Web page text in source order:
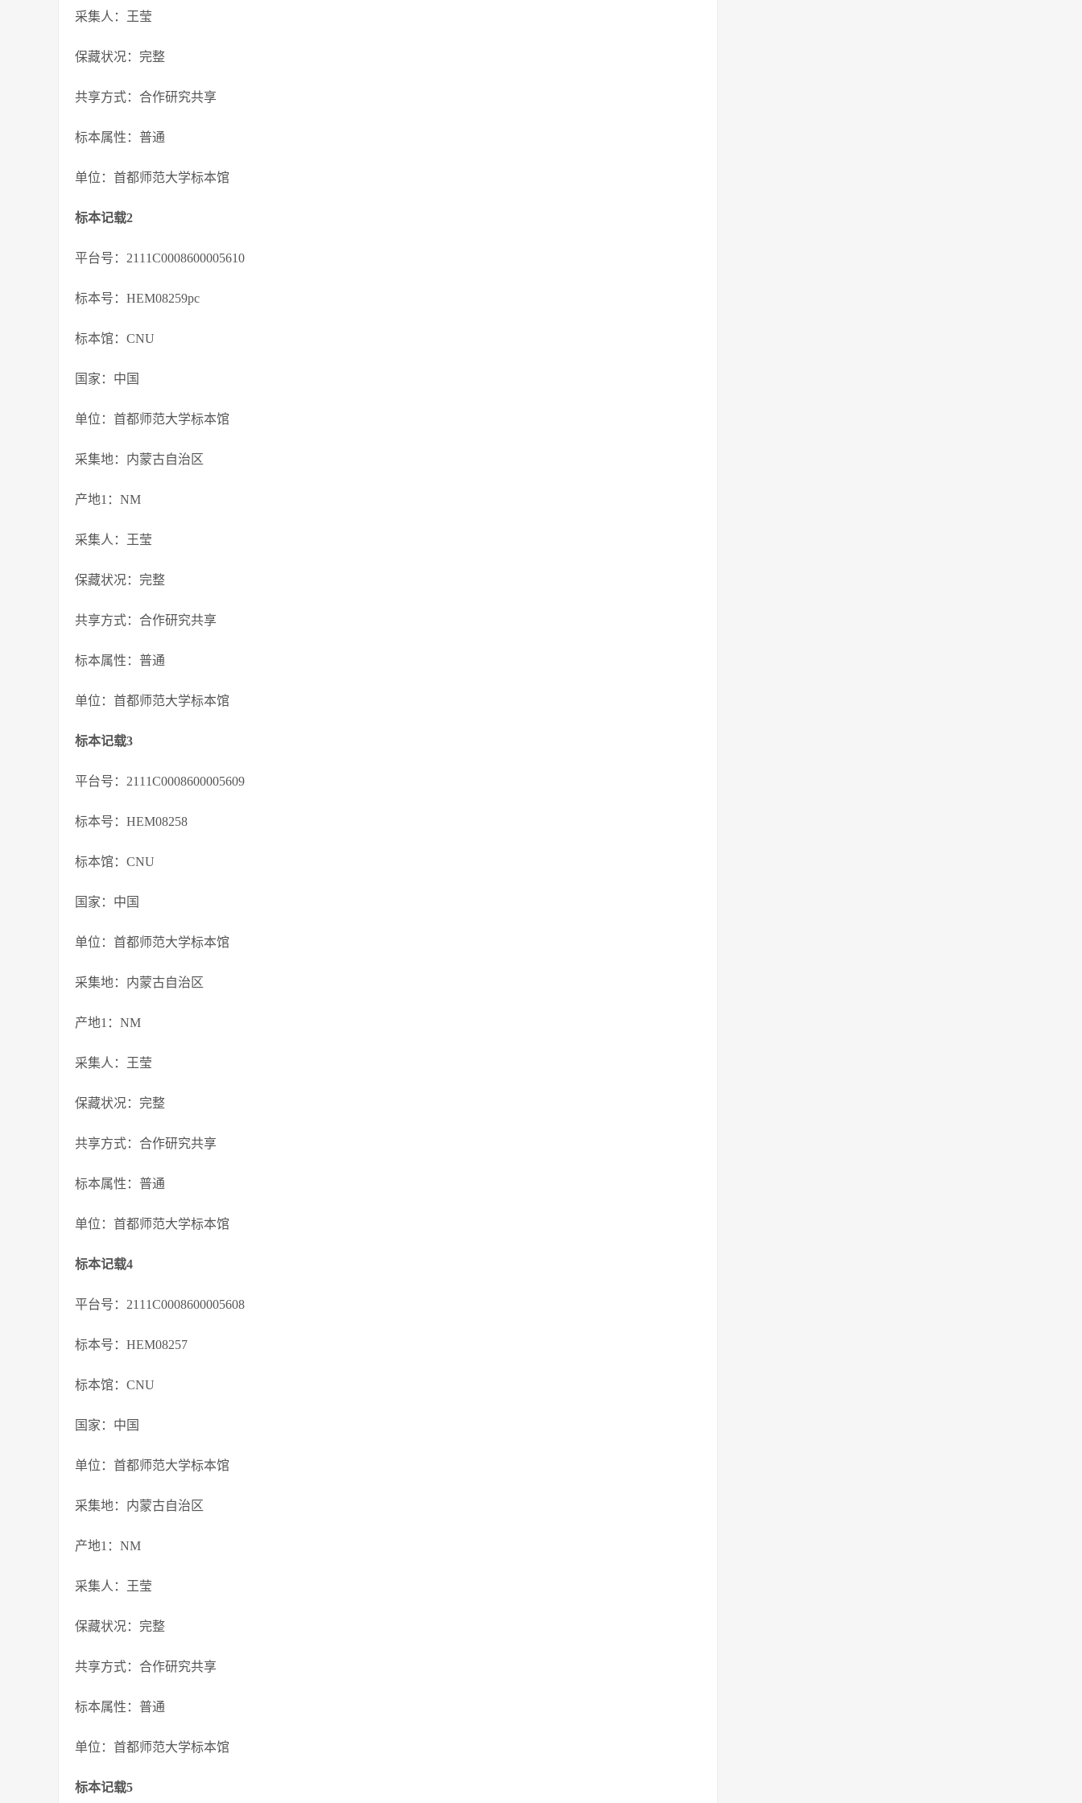
采集人：王莹
保藏状况：完整
共享方式：合作研究共享
标本属性：普通
单位：首都师范大学标本馆
标本记载2
平台号：2111C0008600005610
标本号：HEM08259pc
标本馆：CNU
国家：中国
单位：首都师范大学标本馆
采集地：内蒙古自治区
产地1：NM
采集人：王莹
保藏状况：完整
共享方式：合作研究共享
标本属性：普通
单位：首都师范大学标本馆
标本记载3
平台号：2111C0008600005609
标本号：HEM08258
标本馆：CNU
国家：中国
单位：首都师范大学标本馆
采集地：内蒙古自治区
产地1：NM
采集人：王莹
保藏状况：完整
共享方式：合作研究共享
标本属性：普通
单位：首都师范大学标本馆
标本记载4
平台号：2111C0008600005608
标本号：HEM08257
标本馆：CNU
国家：中国
单位：首都师范大学标本馆
采集地：内蒙古自治区
产地1：NM
采集人：王莹
保藏状况：完整
共享方式：合作研究共享
标本属性：普通
单位：首都师范大学标本馆
标本记载5